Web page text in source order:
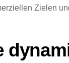
Zielen